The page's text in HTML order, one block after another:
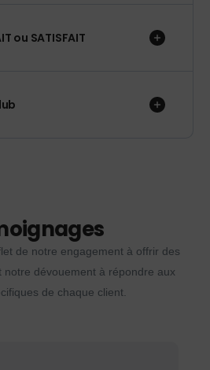
ou SATISFAIT
de notre engagement à offrir des
notre dévouement à répondre aux
de chaque client.